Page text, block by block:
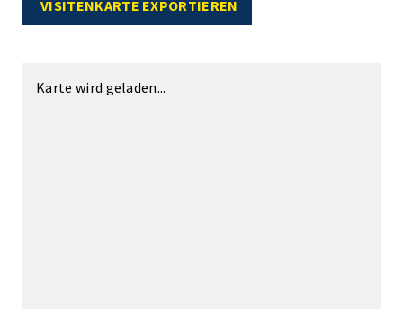
VISITENKARTE EXPORTIEREN
Karte wird geladen...